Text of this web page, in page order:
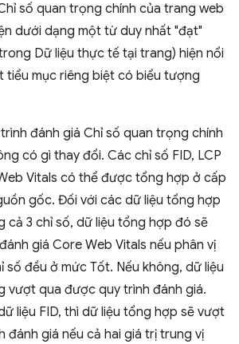
số quan trọng chính của trang web
dưới dạng một từ duy nhất "đạt"
Dữ liệu thực tế tại trang) hiện nổi
tiểu mục riêng biệt có biểu tượng
đánh giá Chỉ số quan trọng chính
có gì thay đổi. Các chỉ số FID, LCP
Vitals có thể được tổng hợp ở cấp
gốc. Đối với các dữ liệu tổng hợp
cả 3 chỉ số, dữ liệu tổng hợp đó sẽ
giá Core Web Vitals nếu phân vị
số đều ở mức Tốt. Nếu không, dữ liệu
vượt qua được quy trình đánh giá.
liệu FID, thì dữ liệu tổng hợp sẽ vượt
đánh giá nếu cả hai giá trị trung vị